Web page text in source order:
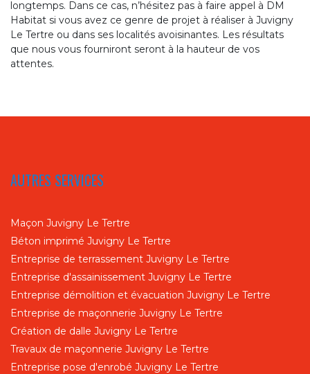
longtemps. Dans ce cas, n’hésitez pas à faire appel à DM
Habitat si vous avez ce genre de projet à réaliser à Juvigny
Le Tertre ou dans ses localités avoisinantes. Les résultats
que nous vous fourniront seront à la hauteur de vos
attentes.
AUTRES SERVICES
Maçon Juvigny Le Tertre
Béton imprimé Juvigny Le Tertre
Entreprise de terrassement Juvigny Le Tertre
Entreprise d'assainissement Juvigny Le Tertre
Entreprise démolition et évacuation Juvigny Le Tertre
Entreprise de maçonnerie Juvigny Le Tertre
Création de dalle Juvigny Le Tertre
Travaux de maçonnerie Juvigny Le Tertre
Entreprise pose d'enrobé Juvigny Le Tertre